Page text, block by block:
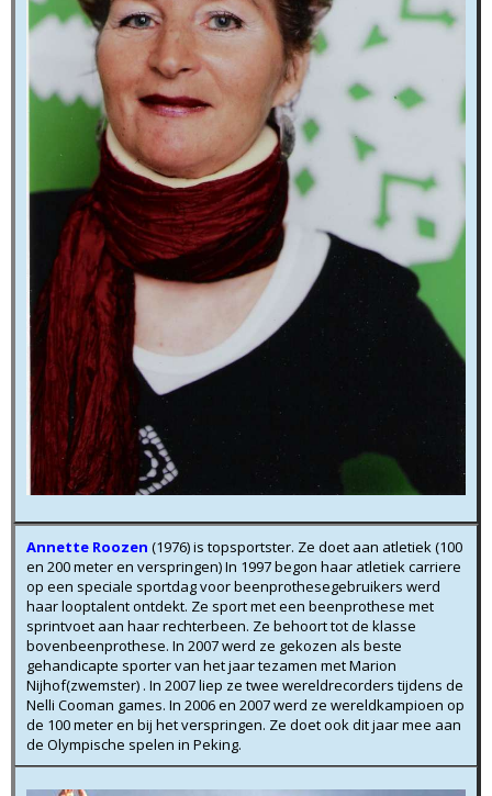
Annette Roozen (1976) is topsportster. Ze doet aan atletiek (100
en 200 meter en verspringen) In 1997 begon haar atletiek carriere
op een speciale sportdag voor beenprothesegebruikers werd
haar looptalent ontdekt. Ze sport met een beenprothese met
sprintvoet aan haar rechterbeen. Ze behoort tot de klasse
bovenbeenprothese. In 2007 werd ze gekozen als beste
gehandicapte sporter van het jaar tezamen met Marion
Nijhof(zwemster) . In 2007 liep ze twee wereldrecorders tijdens de
Nelli Cooman games. In 2006 en 2007 werd ze wereldkampioen op
de 100 meter en bij het verspringen. Ze doet ook dit jaar mee aan
de Olympische spelen in Peking.